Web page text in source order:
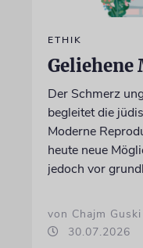
ETHIK
Geliehene
Der Schmerz
begleitet die
Moderne
heute neue
jedoch vor
von Chajm Guski
30.07.2026